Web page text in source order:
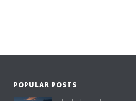
POPULAR POSTS